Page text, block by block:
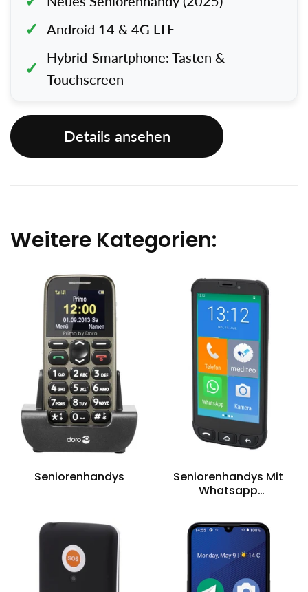
Android 14 & 4G LTE
Hybrid-Smartphone: Tasten &
Touchscreen
Details ansehen
Weitere Kategorien:
Seniorenhandys
Seniorenhandys Mit
Whatsapp